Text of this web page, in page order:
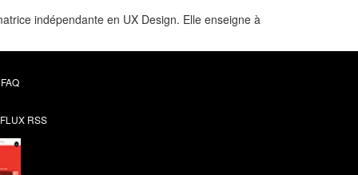
indépendante en UX Design. Elle enseigne à
FAQ
FLUX RSS